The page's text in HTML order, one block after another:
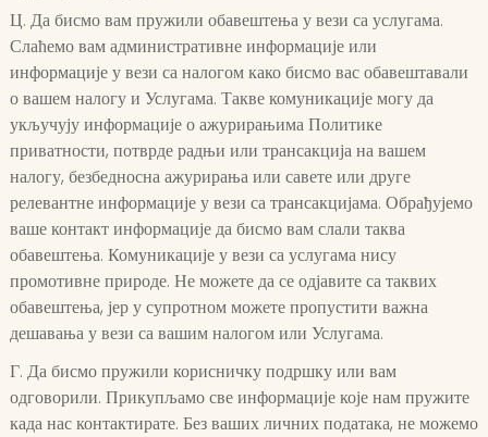
Ц. Да бисмо вам пружили обавештења у вези са услугама.
Слаћемо вам административне информације или
информације у вези са налогом како бисмо вас обавештавали
о вашем налогу и Услугама. Такве комуникације могу да
укључују информације о ажурирањима Политике
приватности, потврде радњи или трансакција на вашем
налогу, безбедносна ажурирања или савете или друге
релевантне информације у вези са трансакцијама. Обрађујемо
ваше контакт информације да бисмо вам слали таква
обавештења. Комуникације у вези са услугама нису
промотивне природе. Не можете да се одјавите са таквих
обавештења, јер у супротном можете пропустити важна
дешавања у вези са вашим налогом или Услугама.
Г. Да бисмо пружили корисничку подршку или вам
одговорили. Прикупљамо све информације које нам пружите
када нас контактирате. Без ваших личних података, не можемо